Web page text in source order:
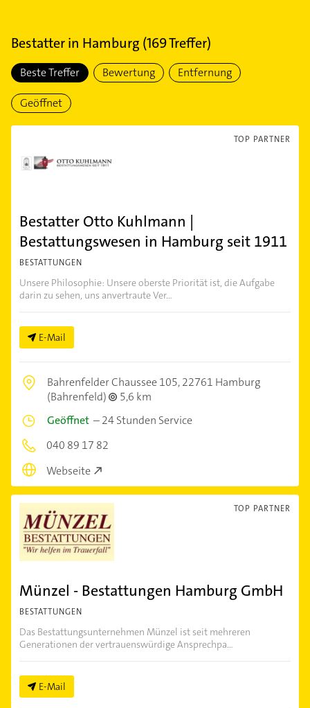
Bestatterin Hamburg (169Treffer)
Beste Treffer Bewertung Entfernung
Geöffnet
TOP PARTNER
Bestatter Otto Kuhlmann |
Bestattungswesen in Hamburg seit 1911
BESTATTUNGEN
Unsere Philosophie: Unsere oberste Priorität ist, die Aufgabe
darin zu sehen, uns anvertraute Ver...
E-Mail
Bahrenfelder Chaussee 105,22761 Hamburg
(Bahrenfeld)
5,6 km
Geöffnet –24 Stunden Service
040 89 17 82
Webseite
TOP PARTNER
Münzel - Bestattungen Hamburg GmbH
BESTATTUNGEN
Das Bestattungsunternehmen Münzel ist seit mehreren
Generationen der vertrauenswürdige Ansprechpa...
E-Mail